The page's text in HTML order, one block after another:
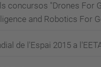
concursos "Drones For
and Robotics For
de l'Espai 2015 a